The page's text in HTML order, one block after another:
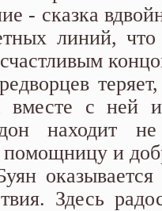
- сказка
линий,
вместе с ней
находит
помощницу и
Здесь